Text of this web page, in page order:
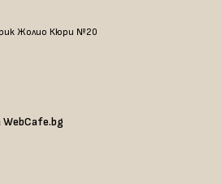
Жолио Кюри №20